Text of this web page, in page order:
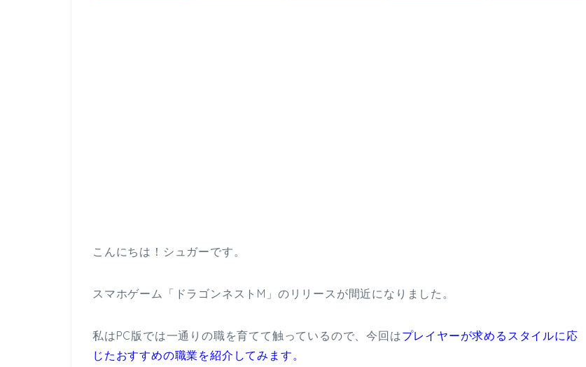
こんにちは！シュガーです。
スマホゲーム「ドラゴンネストM」のリリースが間近になりました。
私はPC版では一通りの職を育てて触っているので、今回はプレイヤーが求めるスタイルに応
じたおすすめの職業を紹介してみます。